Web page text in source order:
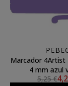
Marcador 4Artist
4 mm azul
5,25 €